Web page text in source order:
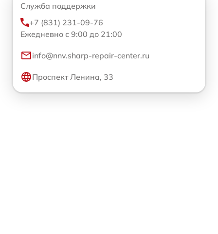
Служба поддержки
+7 (831) 231-09-76
Ежедневно с 9:00 до 21:00
info@nnv.sharp-repair-center.ru
Проспект Ленина, 33